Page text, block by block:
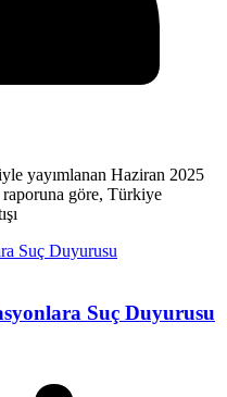
yayımlanan Haziran 2025
göre, Türkiye
Suç Duyurusu